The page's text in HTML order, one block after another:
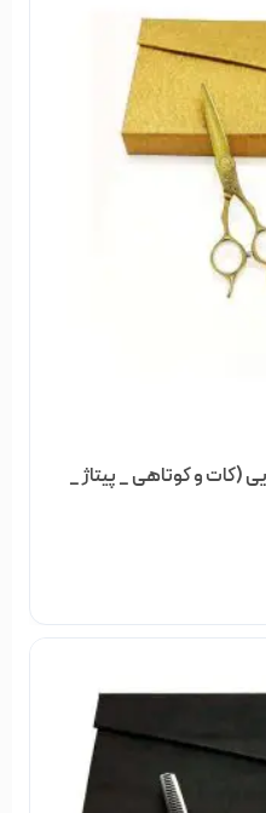
مختلفی از محصولات
شما می‌توانید با جستجو در
اجناس را مشاهده کنید و بصورت
خرید خود مطمئن باشید.
6اینچ طلایی (کات و کوتاهی _ پیتاژ _